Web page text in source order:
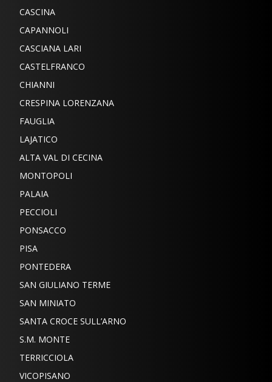
CASCINA
CAPANNOLI
CASCIANA LARI
CASTELFRANCO
CHIANNI
CRESPINA LORENZANA
FAUGLIA
LAJATICO
ALTA VAL DI CECINA
MONTOPOLI
PALAIA
PECCIOLI
PONSACCO
PISA
PONTEDERA
SAN GIULIANO TERME
SAN MINIATO
SANTA CROCE SULL’ARNO
S.M. MONTE
TERRICCIOLA
VICOPISANO